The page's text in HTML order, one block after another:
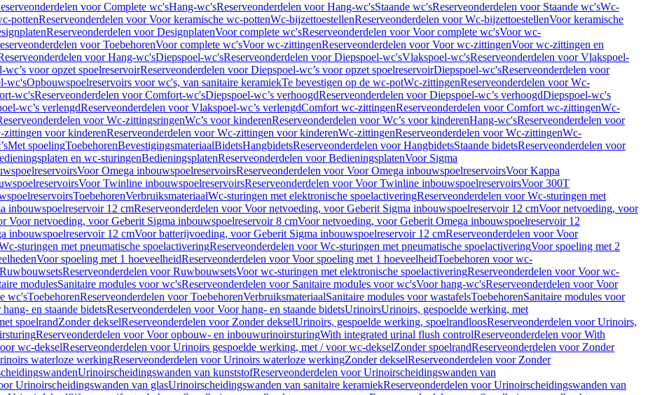
voor Complete wc'sHang-wc'sReserveonderdelen voor Hang-wc'sStaande wc'sReserveonderdelen voor Staande wc'sWc-
pottenReserveonderdelen voor Voor keramische wc-pottenWc-bijzettoestellenReserveonderdelen voor Wc-bijzettoestellenVoor keramische
Reserveonderdelen voor DesignplatenVoor complete wc'sReserveonderdelen voor Voor complete wc'sVoor wc-
voor ToebehorenVoor complete wc'sVoor wc-zittingenReserveonderdelen voor Voor wc-zittingenVoor wc-zittingen en
voor Hang-wc'sDiepspoel-wc'sReserveonderdelen voor Diepspoel-wc'sVlakspoel-wc'sReserveonderdelen voor Vlakspoel-
wc’s voor opzet spoelreservoirReserveonderdelen voor Diepspoel-wc’s voor opzet spoelreservoirDiepspoel-wc'sReserveonderdelen voor
wc'sOpbouwspoelreservoirs voor wc's, van sanitaire keramiekTe bevestigen op de wc-potWc-zittingenReserveonderdelen voor Wc-
wc'sReserveonderdelen voor Comfort-wc'sDiepspoel-wc’s verhoogdReserveonderdelen voor Diepspoel-wc’s verhoogdDiepspoel-wc's
wc’s verlengdReserveonderdelen voor Vlakspoel-wc’s verlengdComfort wc-zittingenReserveonderdelen voor Comfort wc-zittingenWc-
voor Wc-zittingsringenWc’s voor kinderenReserveonderdelen voor Wc’s voor kinderenHang-wc'sReserveonderdelen voor
zittingen voor kinderenReserveonderdelen voor Wc-zittingen voor kinderenWc-zittingenReserveonderdelen voor Wc-zittingenWc-
Met spoelingToebehorenBevestigingsmateriaalBidetsHangbidetsReserveonderdelen voor HangbidetsStaande bidetsReserveonderdelen voor
en wc-sturingenBedieningsplatenReserveonderdelen voor BedieningsplatenVoor Sigma
Voor Omega inbouwspoelreservoirsReserveonderdelen voor Voor Omega inbouwspoelreservoirsVoor Kappa
Voor Twinline inbouwspoelreservoirsReserveonderdelen voor Voor Twinline inbouwspoelreservoirsVoor 300T
ToebehorenVerbruiksmateriaalWc-sturingen met elektronische spoelactiveringReserveonderdelen voor Wc-sturingen met
inbouwspoelreservoir 12 cmReserveonderdelen voor Voor netvoeding, voor Geberit Sigma inbouwspoelreservoir 12 cmVoor netvoeding, voor
Voor netvoeding, voor Geberit Sigma inbouwspoelreservoir 8 cmVoor netvoeding, voor Geberit Omega inbouwspoelreservoir 12
inbouwspoelreservoir 12 cmVoor batterijvoeding, voor Geberit Sigma inbouwspoelreservoir 12 cmReserveonderdelen voor Voor
sturingen met pneumatische spoelactiveringReserveonderdelen voor Wc-sturingen met pneumatische spoelactiveringVoor spoeling met 2
Voor spoeling met 1 hoeveelheidReserveonderdelen voor Voor spoeling met 1 hoeveelheidToebehoren voor wc-
RuwbouwsetsReserveonderdelen voor RuwbouwsetsVoor wc-sturingen met elektronische spoelactiveringReserveonderdelen voor Voor wc-
modulesSanitaire modules voor wc'sReserveonderdelen voor Sanitaire modules voor wc'sVoor hang-wc'sReserveonderdelen voor Voor
wc'sToebehorenReserveonderdelen voor ToebehorenVerbruiksmateriaalSanitaire modules voor wastafelsToebehorenSanitaire modules voor
en staande bidetsReserveonderdelen voor Voor hang- en staande bidetsUrinoirsUrinoirs, gespoelde werking, met
spoelrandZonder dekselReserveonderdelen voor Zonder dekselUrinoirs, gespoelde werking, spoelrandloosReserveonderdelen voor Urinoirs,
Reserveonderdelen voor Voor opbouw- en inbouwurinoirsturingWith integrated urinal flush controlReserveonderdelen voor With
wc-dekselReserveonderdelen voor Urinoirs gespoelde werking, met / voor wc-dekselZonder spoelrandReserveonderdelen voor Zonder
waterloze werkingReserveonderdelen voor Urinoirs waterloze werkingZonder dekselReserveonderdelen voor Zonder
Urinoirscheidingswanden van kunststofReserveonderdelen voor Urinoirscheidingswanden van
Urinoirscheidingswanden van glasUrinoirscheidingswanden van sanitaire keramiekReserveonderdelen voor Urinoirscheidingswanden van